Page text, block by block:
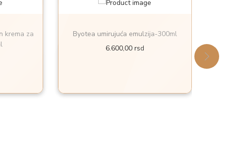
krema za
Byotea umirujuća emulzija-300ml
6.600,00 rsd